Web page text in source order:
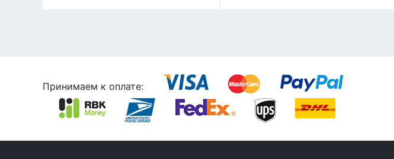
Принимаем к оплате: